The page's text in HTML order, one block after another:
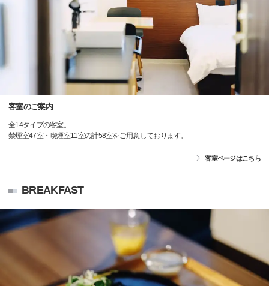
客室のご案内
全14タイプの客室。
禁煙室47室・喫煙室11室の計58室をご用意しております。
客室ページはこちら
BREAKFAST